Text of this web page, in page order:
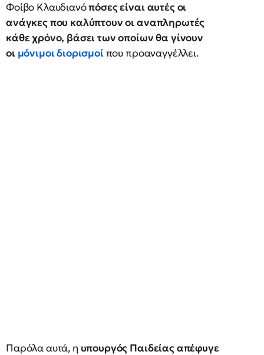
Φοίβο Κλαυδιανόπόσες είναι αυτές οι
ανάγκες που καλύπτουν οι αναπληρωτές
κάθε χρόνο, βάσει των οποίων θα γίνουν
οι μόνιμοι διορισμοίπου προαναγγέλλει.
Παρόλα αυτά, η υπουργός Παιδείας απέφυγε